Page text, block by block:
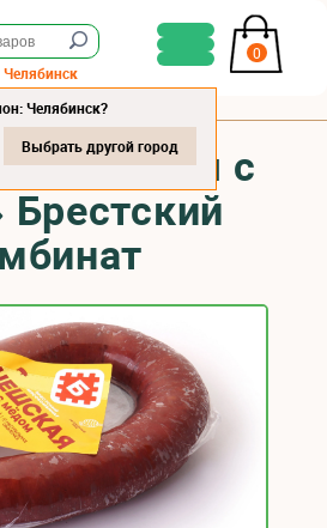
0
Челябинск
Челябинск?
Выбрать другой город
«Чешская с